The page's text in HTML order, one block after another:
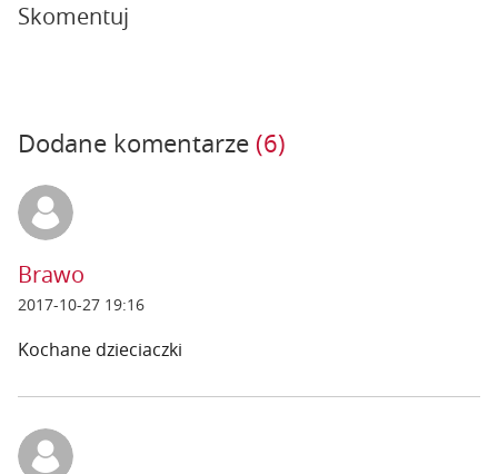
Skomentuj
Dodane komentarze (6)
Brawo
2017-10-27 19:16
Kochane dzieciaczki